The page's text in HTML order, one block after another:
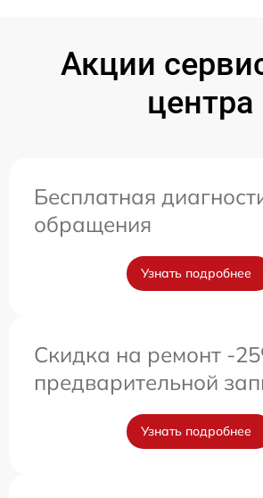
Акции
центра
Бесплатная
обращения
Узнать подробнее
Скидка на ремонт -
предварительной
Узнать подробнее